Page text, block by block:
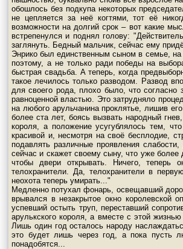
обошлось без подкупа некоторых
не цепляется за неё когтями, тот её
возможности на долгий срок – вот какие
встрепенулся и поднял голову:
заглянуть. Бедный мальчик, сейчас ему
Энрико был единственным сыном в семье,
поэтому, а не только ради победы на
быстрая свадьба. А теперь, когда
такое лечилось только разводом. Развод
для своего рода, плохо было, что
равноценной властью. Это затрудняло
на любого арульчанина проклятье, лишив
более ста лет, боясь вызвать народный
короля, а положение усугублялось тем,
красивой и, несмотря на своё бесплодие,
подавлять различные проявления
сейчас и скажет своему сыну, что уже
чтобы двери открывать. Ничего, теперь
телохранители. Да, телохранители в
неохота теперь умирать..."
Медленно потухал фонарь, освещавший
врывался в незакрытое окно королевской
успевший остыть труп, переставший
арулькского короля, а вместе с этой
Лишь один год осталось народу
это будет лишь через год, а пока пусть
понадобятся...